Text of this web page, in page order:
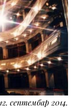
12. септембар 2014.